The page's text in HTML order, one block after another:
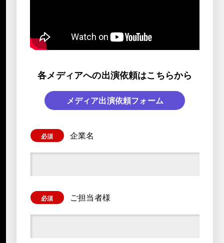
各メディアへの出演依頼はこちらから
メディア出演依頼フォーム
必須 企業名
必須 ご担当者様